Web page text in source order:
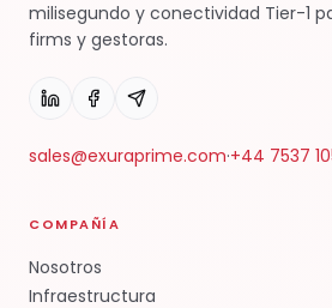
milisegundo y conectividad Tier-1
firms y gestoras.
sales@exuraprime.com·+44 7537
COMPAÑÍA
Nosotros
Infraestructura